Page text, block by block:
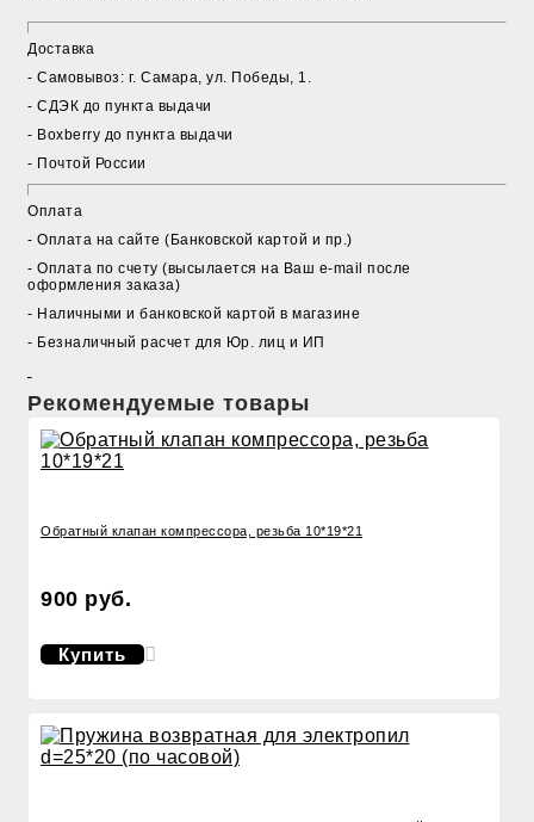
Доставка
- Cамовывоз: г. Самара, ул. Победы, 1.
- СДЭК до пункта выдачи
- Boxberry до пункта выдачи
- Почтой России
Оплата
- Оплата на сайте (Банковской картой и пр.)
- Оплата по счету (высылается на Ваш e-mail после
оформления заказа)
- Наличными и банковской картой в магазине
- Безналичный расчет для Юр. лиц и ИП
Рекомендуемые товары
Обратный клапан компрессора, резьба 10*19*21
900 руб.
Купить